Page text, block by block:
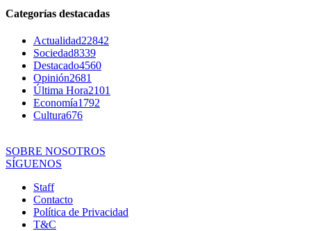
Categorías destacadas
Actualidad22842
Sociedad8339
Destacado4560
Opinión2681
Última Hora2101
Economía1792
Cultura676
SOBRE NOSOTROS
SÍGUENOS
Staff
Contacto
Política de Privacidad
T&C